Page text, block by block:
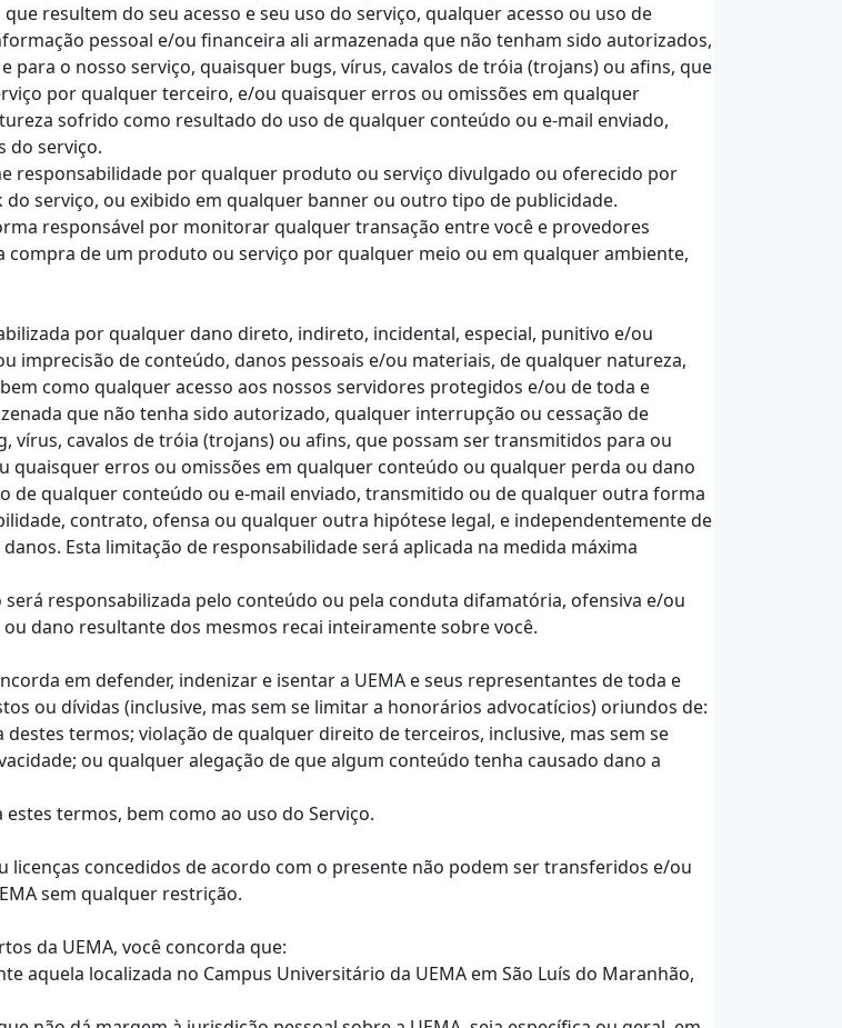
resultem do seu acesso e seu uso do serviço, qualquer acesso ou uso de
pessoal e/ou financeira ali armazenada que não tenham sido autorizados,
o nosso serviço, quaisquer bugs, vírus, cavalos de tróia (trojans) ou afins, que
por qualquer terceiro, e/ou quaisquer erros ou omissões em qualquer
sofrido como resultado do uso de qualquer conteúdo ou e-mail enviado,
do serviço.
responsabilidade por qualquer produto ou serviço divulgado ou oferecido por
serviço, ou exibido em qualquer banner ou outro tipo de publicidade.
responsável por monitorar qualquer transação entre você e provedores
compra de um produto ou serviço por qualquer meio ou em qualquer ambiente,
por qualquer dano direto, indireto, incidental, especial, punitivo e/ou
imprecisão de conteúdo, danos pessoais e/ou materiais, de qualquer natureza,
como qualquer acesso aos nossos servidores protegidos e/ou de toda e
que não tenha sido autorizado, qualquer interrupção ou cessação de
vírus, cavalos de tróia (trojans) ou afins, que possam ser transmitidos para ou
quaisquer erros ou omissões em qualquer conteúdo ou qualquer perda ou dano
de qualquer conteúdo ou e-mail enviado, transmitido ou de qualquer outra forma
contrato, ofensa ou qualquer outra hipótese legal, e independentemente de
Esta limitação de responsabilidade será aplicada na medida máxima
será responsabilizada pelo conteúdo ou pela conduta difamatória, ofensiva e/ou
dano resultante dos mesmos recai inteiramente sobre você.
em defender, indenizar e isentar a UEMA e seus representantes de toda e
ou dívidas (inclusive, mas sem se limitar a honorários advocatícios) oriundos de:
termos; violação de qualquer direito de terceiros, inclusive, mas sem se
ou qualquer alegação de que algum conteúdo tenha causado dano a
termos, bem como ao uso do Serviço.
licenças concedidos de acordo com o presente não podem ser transferidos e/ou
sem qualquer restrição.
da UEMA, você concorda que:
aquela localizada no Campus Universitário da UEMA em São Luís do Maranhão,